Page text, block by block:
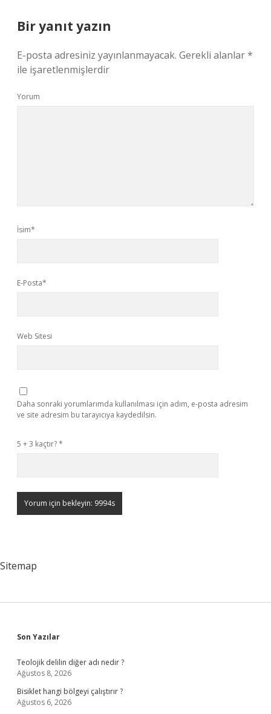
Bir yanıt yazın
E-posta adresiniz yayınlanmayacak. Gerekli alanlar*
ile işaretlenmişlerdir
Yorum
İsim*
E-Posta*
Web Sitesi
Daha sonraki yorumlarımda kullanılması için adım, e-posta adresim
ve site adresim bu tarayıcıya kaydedilsin.
5 + 3 kaçtır?*
Sitemap
Sidebar
Son Yazılar
Teolojik delilin diğer adı nedir ?
Ağustos 8, 2026
Bisiklet hangi bölgeyi çalıştırır ?
Ağustos 6, 2026